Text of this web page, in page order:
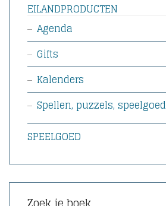
EILANDPRODUCTEN
Agenda
Gifts
Kalenders
Spellen, puzzels, speelgoed
SPEELGOED